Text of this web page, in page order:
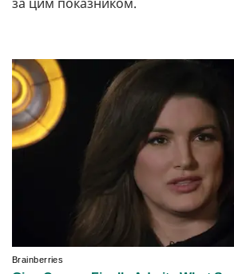
за цим показником.